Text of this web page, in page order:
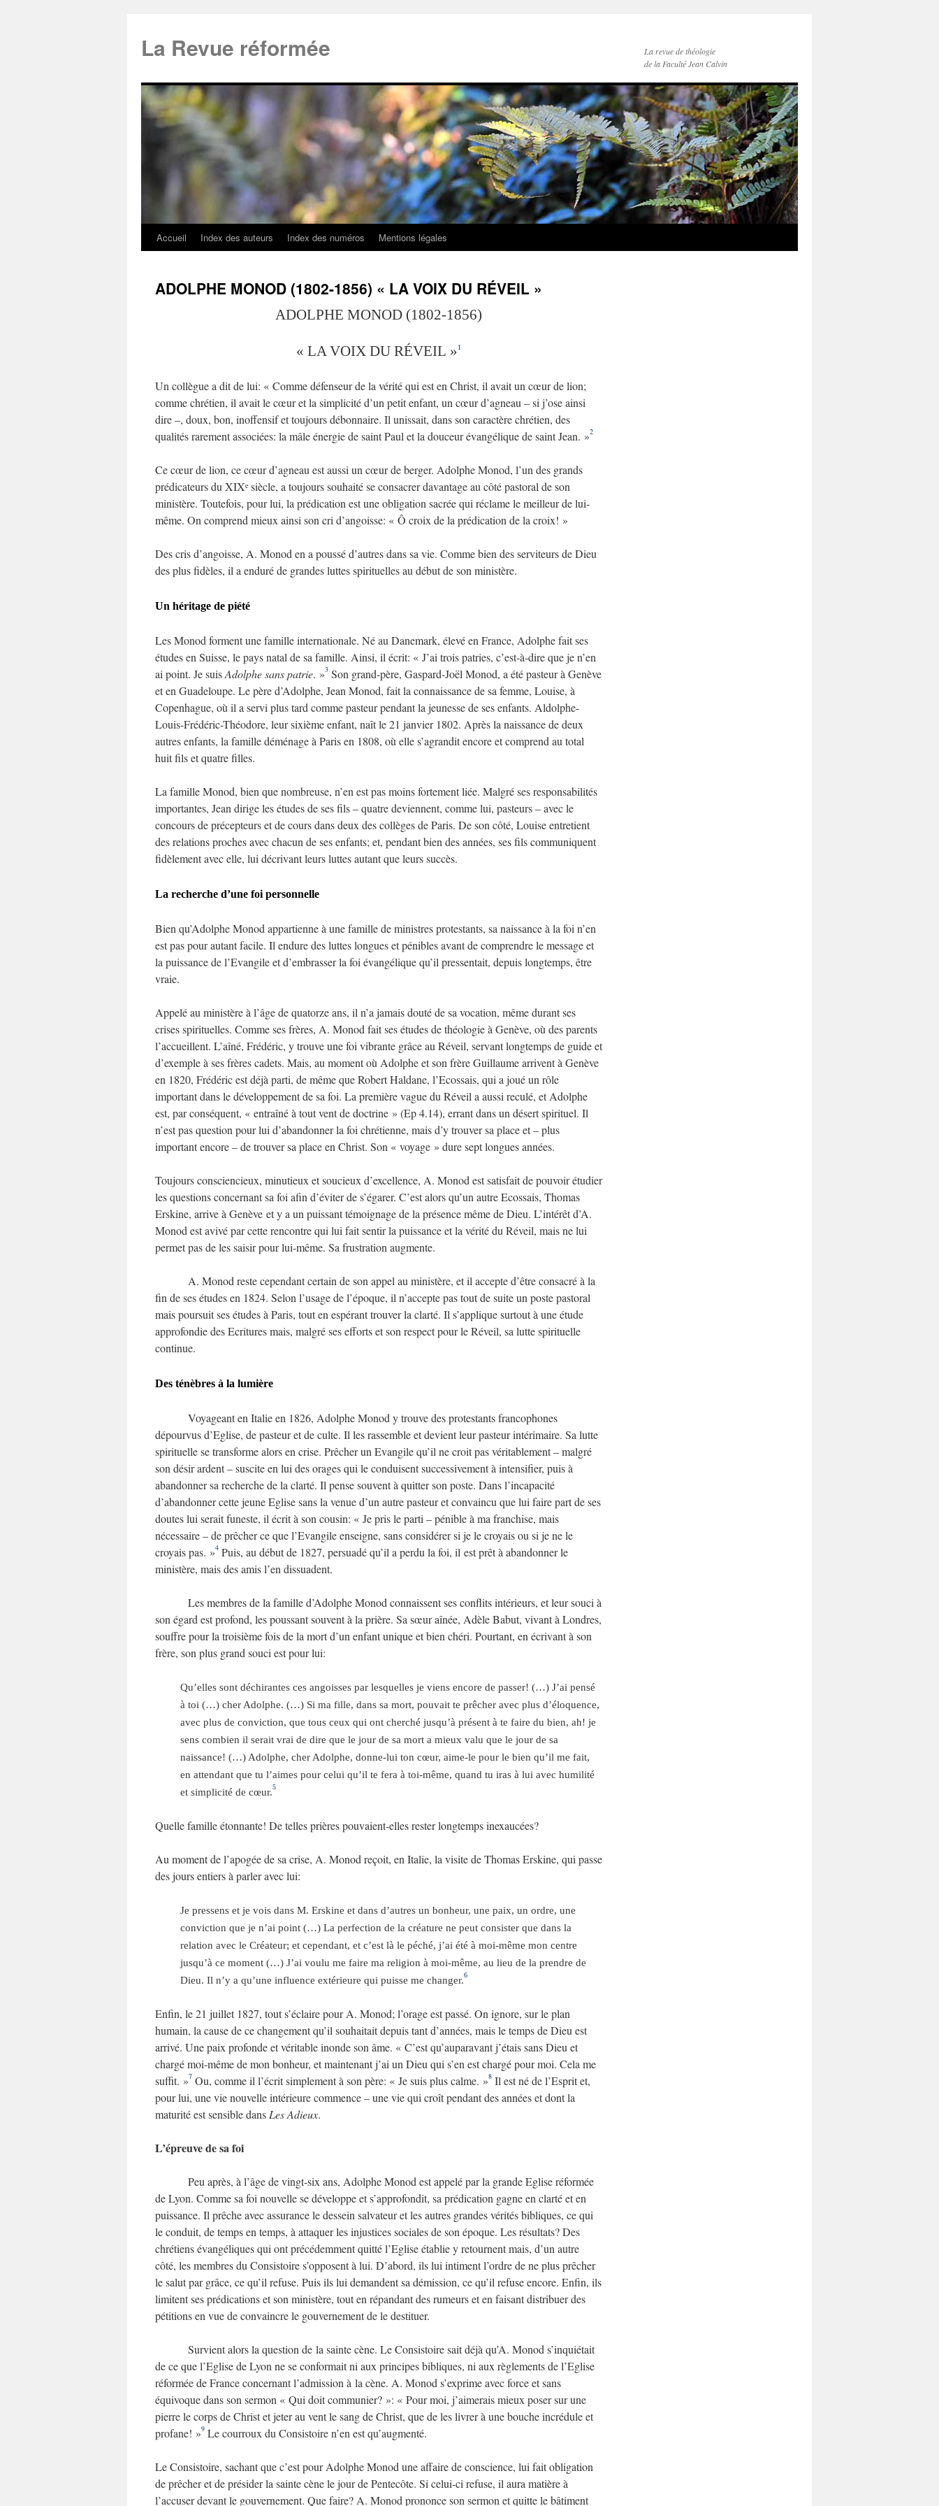
La Revue réformée
La revue de théologie
de la Faculté Jean Calvin
Accueil Index des auteurs Index des numéros Mentions légales
ADOLPHE MONOD (1802-1856) « LA VOIX DU RÉVEIL »
ADOLPHE MONOD (1802-1856)
« LA VOIX DU RÉVEIL »1
Un collègue a dit de lui: « Comme défenseur de la vérité qui est en Christ, il avait un cœur de lion;
comme chrétien, il avait le cœur et la simplicité d’un petit enfant, un cœur d’agneau – si j’ose ainsi
dire –, doux, bon, inoffensif et toujours débonnaire. Il unissait, dans son caractère chrétien, des
qualités rarement associées: la mâle énergie de saint Paul et la douceur évangélique de saint Jean. »2
Ce cœur de lion, ce cœur d’agneau est aussi un cœur de berger. Adolphe Monod, l’un des grands
prédicateurs du XIXe siècle, a toujours souhaité se consacrer davantage au côté pastoral de son
ministère. Toutefois, pour lui, la prédication est une obligation sacrée qui réclame le meilleur de lui-
même. On comprend mieux ainsi son cri d’angoisse: « Ô croix de la prédication de la croix! »
Des cris d’angoisse, A. Monod en a poussé d’autres dans sa vie. Comme bien des serviteurs de Dieu
des plus fidèles, il a enduré de grandes luttes spirituelles au début de son ministère.
Un héritage de piété
Les Monod forment une famille internationale. Né au Danemark, élevé en France, Adolphe fait ses
études en Suisse, le pays natal de sa famille. Ainsi, il écrit: « J’ai trois patries, c’est-à-dire que je n’en
ai point. Je suisAdolphe sans patrie. »3 Son grand-père, Gaspard-Joël Monod, a été pasteur à Genève
et en Guadeloupe. Le père d’Adolphe, Jean Monod, fait la connaissance de sa femme, Louise, à
Copenhague, où il a servi plus tard comme pasteur pendant la jeunesse de ses enfants. Aldolphe-
Louis-Frédéric-Théodore, leur sixième enfant, naît le 21 janvier 1802. Après la naissance de deux
autres enfants, la famille déménage à Paris en 1808, où elle s’agrandit encore et comprend au total
huit fils et quatre filles.
La famille Monod, bien que nombreuse, n’en est pas moins fortement liée. Malgré ses responsabilités
importantes, Jean dirige les études de ses fils – quatre deviennent, comme lui, pasteurs – avec le
concours de précepteurs et de cours dans deux des collèges de Paris. De son côté, Louise entretient
des relations proches avec chacun de ses enfants; et, pendant bien des années, ses fils communiquent
fidèlement avec elle, lui décrivant leurs luttes autant que leurs succès.
La recherche d’une foi personnelle
Bien qu’Adolphe Monod appartienne à une famille de ministres protestants, sa naissance à la foi n’en
est pas pour autant facile. Il endure des luttes longues et pénibles avant de comprendre le message et
la puissance de l’Evangile et d’embrasser la foi évangélique qu’il pressentait, depuis longtemps, être
vraie.
Appelé au ministère à l’âge de quatorze ans, il n’a jamais douté de sa vocation, même durant ses
crises spirituelles. Comme ses frères, A. Monod fait ses études de théologie à Genève, où des parents
l’accueillent. L’aîné, Frédéric, y trouve une foi vibrante grâce au Réveil, servant longtemps de guide et
d’exemple à ses frères cadets. Mais, au moment où Adolphe et son frère Guillaume arrivent à Genève
en 1820, Frédéric est déjà parti, de même que Robert Haldane, l’Ecossais, qui a joué un rôle
important dans le développement de sa foi. La première vague du Réveil a aussi reculé, et Adolphe
est, par conséquent, « entraîné à tout vent de doctrine » (Ep 4.14), errant dans un désert spirituel. Il
n’est pas question pour lui d’abandonner la foi chrétienne, mais d’y trouver sa place et – plus
important encore – de trouver sa place en Christ. Son « voyage » dure sept longues années.
Toujours consciencieux, minutieux et soucieux d’excellence, A. Monod est satisfait de pouvoir étudier
les questions concernant sa foi afin d’éviter de s’égarer. C’est alors qu’un autre Ecossais, Thomas
Erskine, arrive à Genève et y a un puissant témoignage de la présence même de Dieu. L’intérêt d’A.
Monod est avivé par cette rencontre qui lui fait sentir la puissance et la vérité du Réveil, mais ne lui
permet pas de les saisir pour lui-même. Sa frustration augmente.
A. Monod reste cependant certain de son appel au ministère, et il accepte d’être consacré à la
fin de ses études en 1824. Selon l’usage de l’époque, il n’accepte pas tout de suite un poste pastoral
mais poursuit ses études à Paris, tout en espérant trouver la clarté. Il s’applique surtout à une étude
approfondie des Ecritures mais, malgré ses efforts et son respect pour le Réveil, sa lutte spirituelle
continue.
Des ténèbres à la lumière
Voyageant en Italie en 1826, Adolphe Monod y trouve des protestants francophones
dépourvus d’Eglise, de pasteur et de culte. Il les rassemble et devient leur pasteur intérimaire. Sa lutte
spirituelle se transforme alors en crise. Prêcher un Evangile qu’il ne croit pas véritablement – malgré
son désir ardent – suscite en lui des orages qui le conduisent successivement à intensifier, puis à
abandonner sa recherche de la clarté. Il pense souvent à quitter son poste. Dans l’incapacité
d’abandonner cette jeune Eglise sans la venue d’un autre pasteur et convaincu que lui faire part de ses
doutes lui serait funeste, il écrit à son cousin: « Je pris le parti – pénible à ma franchise, mais
nécessaire – de prêcher ce que l’Evangile enseigne, sans considérer si je le croyais ou si je ne le
croyais pas. »4 Puis, au début de 1827, persuadé qu’il a perdu la foi, il est prêt à abandonner le
ministère, mais des amis l’en dissuadent.
Les membres de la famille d’Adolphe Monod connaissent ses conflits intérieurs, et leur souci à
son égard est profond, les poussant souvent à la prière. Sa sœur aînée, Adèle Babut, vivant à Londres,
souffre pour la troisième fois de la mort d’un enfant unique et bien chéri. Pourtant, en écrivant à son
frère, son plus grand souci est pour lui:
Qu’elles sont déchirantes ces angoisses par lesquelles je viens encore de passer! (…) J’ai pensé
à toi (…) cher Adolphe. (…) Si ma fille, dans sa mort, pouvait te prêcher avec plus d’éloquence,
avec plus de conviction, que tous ceux qui ont cherché jusqu’à présent à te faire du bien, ah! je
sens combien il serait vrai de dire que le jour de sa mort a mieux valu que le jour de sa
naissance! (…) Adolphe, cher Adolphe, donne-lui ton cœur, aime-le pour le bien qu’il me fait,
en attendant que tu l’aimes pour celui qu’il te fera à toi-même, quand tu iras à lui avec humilité
et simplicité de cœur.5
Quelle famille étonnante! De telles prières pouvaient-elles rester longtemps inexaucées?
Au moment de l’apogée de sa crise, A. Monod reçoit, en Italie, la visite de Thomas Erskine, qui passe
des jours entiers à parler avec lui:
Je pressens et je vois dans M. Erskine et dans d’autres un bonheur, une paix, un ordre, une
conviction que je n’ai point (…) La perfection de la créature ne peut consister que dans la
relation avec le Créateur; et cependant, et c’est là le péché, j’ai été à moi-même mon centre
jusqu’à ce moment (…) J’ai voulu me faire ma religion à moi-même, au lieu de la prendre de
Dieu. Il n’y a qu’une influence extérieure qui puisse me changer.6
Enfin, le 21 juillet 1827, tout s’éclaire pour A. Monod; l’orage est passé. On ignore, sur le plan
humain, la cause de ce changement qu’il souhaitait depuis tant d’années, mais le temps de Dieu est
arrivé. Une paix profonde et véritable inonde son âme. « C’est qu’auparavant j’étais sans Dieu et
chargé moi-même de mon bonheur, et maintenant j’ai un Dieu qui s’en est chargé pour moi. Cela me
suffit. »7 Ou, comme il l’écrit simplement à son père: « Je suis plus calme. »8 Il est né de l’Esprit et,
pour lui, une vie nouvelle intérieure commence – une vie qui croît pendant des années et dont la
maturité est sensible dans Les Adieux.
L’épreuve de sa foi
Peu après, à l’âge de vingt-six ans, Adolphe Monod est appelé par la grande Eglise réformée
de Lyon. Comme sa foi nouvelle se développe et s’approfondit, sa prédication gagne en clarté et en
puissance. Il prêche avec assurance le dessein salvateur et les autres grandes vérités bibliques, ce qui
le conduit, de temps en temps, à attaquer les injustices sociales de son époque. Les résultats? Des
chrétiens évangéliques qui ont précédemment quitté l’Eglise établie y retournent mais, d’un autre
côté, les membres du Consistoire s’opposent à lui. D’abord, ils lui intiment l’ordre de ne plus prêcher
le salut par grâce, ce qu’il refuse. Puis ils lui demandent sa démission, ce qu’il refuse encore. Enfin, ils
limitent ses prédications et son ministère, tout en répandant des rumeurs et en faisant distribuer des
pétitions en vue de convaincre le gouvernement de le destituer.
Survient alors la question de la sainte cène. Le Consistoire sait déjà qu’A. Monod s’inquiétait
de ce que l’Eglise de Lyon ne se conformait ni aux principes bibliques, ni aux règlements de l’Eglise
réformée de France concernant l’admission à la cène. A. Monod s’exprime avec force et sans
équivoque dans son sermon « Qui doit communier? »: « Pour moi, j’aimerais mieux poser sur une
pierre le corps de Christ et jeter au vent le sang de Christ, que de les livrer à une bouche incrédule et
profane! »9 Le courroux du Consistoire n’en est qu’augmenté.
Le Consistoire, sachant que c’est pour Adolphe Monod une affaire de conscience, lui fait obligation
de prêcher et de présider la sainte cène le jour de Pentecôte. Si celui-ci refuse, il aura matière à
l’accuser devant le gouvernement. Que faire? A. Monod prononce son sermon et quitte le bâtiment